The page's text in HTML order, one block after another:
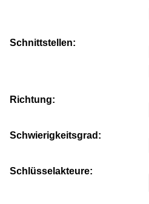
Schnittstellen:
Richtung:
Schwierigkeitsgrad:
Schlüsselakteure: